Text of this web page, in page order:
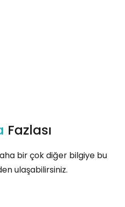
Fazlası
bir çok diğer bilgiye bu
ulaşabilirsiniz.